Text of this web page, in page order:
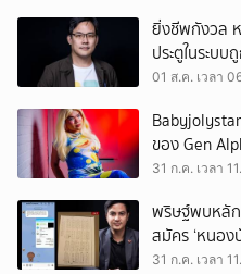
ยิ่งชีพกังวล ห
ประตูในระบ
‘ลงถนน’
01 ส.ค. เวลา
ของ Gen
31 ก.ค. เวลา
พริษฐ์พบหลัก
สมัคร ‘หนอ
ตำแหน่ง
31 ก.ค. เวลา